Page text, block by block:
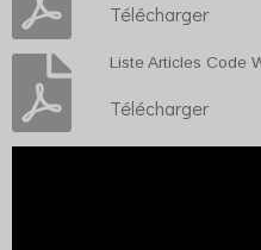
Télécharger
Liste Articles Code
Télécharger